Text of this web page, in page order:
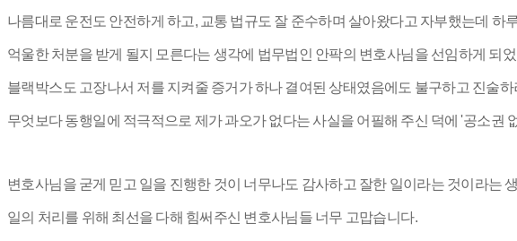
나름대로 운전도 안전하게 하고, 교통 법규도 잘 준수하며 살아왔다고 자부했는데 하
억울한 처분을 받게 될지 모른다는 생각에 법무법인 안팍의 변호사님을 선임하게 되
블랙박스도 고장나서 저를 지켜줄 증거가 하나 결여된 상태였음에도 불구하고 진술
무엇보다 동행일에 적극적으로 제가 과오가 없다는 사실을 어필해 주신 덕에 '공소권
변호사님을 굳게 믿고 일을 진행한 것이 너무나도 감사하고 잘한 일이라는 것이라는
일의 처리를 위해 최선을 다해 힘써주신 변호사님들 너무 고맙습니다.